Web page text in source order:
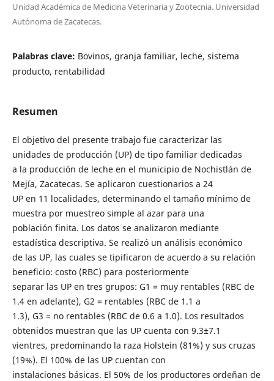
Unidad Académica de Medicina Veterinaria y Zootecnia. Universidad
Autónoma de Zacatecas.
Palabras clave: Bovinos, granja familiar, leche, sistema
producto, rentabilidad
Resumen
El objetivo del presente trabajo fue caracterizar las
unidades de producción (UP) de tipo familiar dedicadas
a la producción de leche en el municipio de Nochistlán de
Mejía, Zacatecas. Se aplicaron cuestionarios a 24
UP en 11 localidades, determinando el tamaño mínimo de
muestra por muestreo simple al azar para una
población finita. Los datos se analizaron mediante
estadística descriptiva. Se realizó un análisis económico
de las UP, las cuales se tipificaron de acuerdo a su relación
beneficio: costo (RBC) para posteriormente
separar las UP en tres grupos: G1 = muy rentables (RBC de
1.4 en adelante), G2 = rentables (RBC de 1.1 a
1.3), G3 = no rentables (RBC de 0.6 a 1.0). Los resultados
obtenidos muestran que las UP cuenta con 9.3±7.1
vientres, predominando la raza Holstein (81%) y sus cruzas
(19%). El 100% de las UP cuentan con
instalaciones básicas. El 50% de los productores ordeñan de